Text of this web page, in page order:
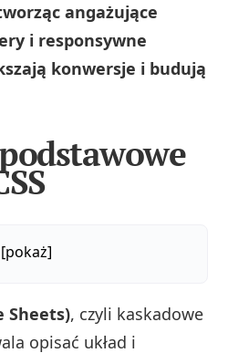
angażujące
i responsywne
konwersje i budują
[pokaż]
Sheets), czyli kaskadowe
opisać układ i